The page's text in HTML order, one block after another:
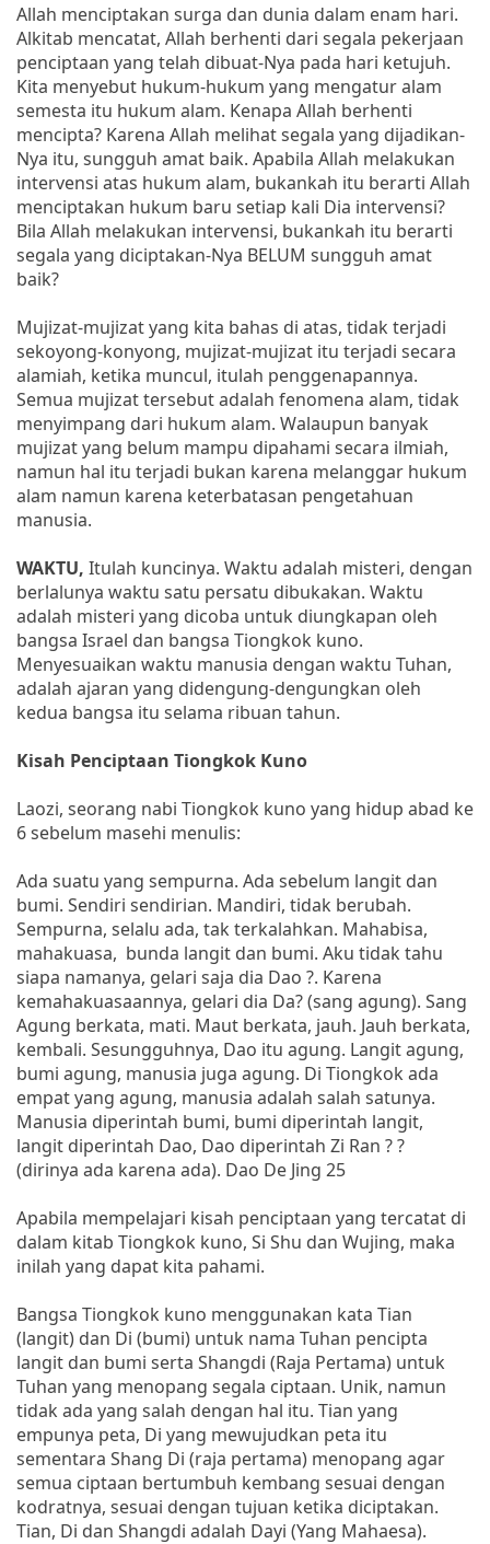
Allah menciptakan surga dan dunia dalam enam hari.
Alkitab mencatat, Allah berhenti dari segala pekerjaan
penciptaan yang telah dibuat-Nya pada hari ketujuh.
Kita menyebut hukum-hukum yang mengatur alam
semesta itu hukum alam. Kenapa Allah berhenti
mencipta? Karena Allah melihat segala yang dijadikan-
Nya itu, sungguh amat baik. Apabila Allah melakukan
intervensi atas hukum alam, bukankah itu berarti Allah
menciptakan hukum baru setiap kali Dia intervensi?
Bila Allah melakukan intervensi, bukankah itu berarti
segala yang diciptakan-Nya BELUM sungguh amat
baik?
Mujizat-mujizat yang kita bahas di atas, tidak terjadi
sekoyong-konyong, mujizat-mujizat itu terjadi secara
alamiah, ketika muncul, itulah penggenapannya.
Semua mujizat tersebut adalah fenomena alam, tidak
menyimpang dari hukum alam. Walaupun banyak
mujizat yang belum mampu dipahami secara ilmiah,
namun hal itu terjadi bukan karena melanggar hukum
alam namun karena keterbatasan pengetahuan
manusia.
WAKTU, Itulah kuncinya. Waktu adalah misteri, dengan
berlalunya waktu satu persatu dibukakan. Waktu
adalah misteri yang dicoba untuk diungkapan oleh
bangsa Israel dan bangsa Tiongkok kuno.
Menyesuaikan waktu manusia dengan waktu Tuhan,
adalah ajaran yang didengung-dengungkan oleh
kedua bangsa itu selama ribuan tahun.
Kisah Penciptaan Tiongkok Kuno
Laozi, seorang nabi Tiongkok kuno yang hidup abad ke
6 sebelum masehi menulis:
Ada suatu yang sempurna. Ada sebelum langit dan
bumi. Sendiri sendirian. Mandiri, tidak berubah.
Sempurna, selalu ada, tak terkalahkan. Mahabisa,
mahakuasa, bunda langit dan bumi. Aku tidak tahu
siapa namanya, gelari saja dia Dao ?. Karena
kemahakuasaannya, gelari dia Da? (sang agung). Sang
Agung berkata, mati. Maut berkata, jauh. Jauh berkata,
kembali. Sesungguhnya, Dao itu agung. Langit agung,
bumi agung, manusia juga agung. Di Tiongkok ada
empat yang agung, manusia adalah salah satunya.
Manusia diperintah bumi, bumi diperintah langit,
langit diperintah Dao, Dao diperintah Zi Ran ? ?
(dirinya ada karena ada). Dao De Jing 25
Apabila mempelajari kisah penciptaan yang tercatat di
dalam kitab Tiongkok kuno, Si Shu dan Wujing, maka
inilah yang dapat kita pahami.
Bangsa Tiongkok kuno menggunakan kata Tian
(langit) dan Di (bumi) untuk nama Tuhan pencipta
langit dan bumi serta Shangdi (Raja Pertama) untuk
Tuhan yang menopang segala ciptaan. Unik, namun
tidak ada yang salah dengan hal itu. Tian yang
empunya peta, Di yang mewujudkan peta itu
sementara Shang Di (raja pertama) menopang agar
semua ciptaan bertumbuh kembang sesuai dengan
kodratnya, sesuai dengan tujuan ketika diciptakan.
Tian, Di dan Shangdi adalah Dayi (Yang Mahaesa).